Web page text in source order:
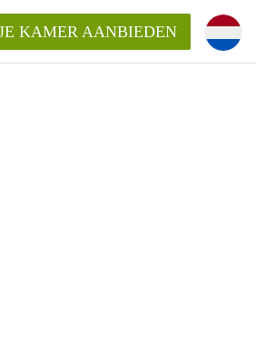
(kamer) in
en wat
KAMER AANBIEDEN